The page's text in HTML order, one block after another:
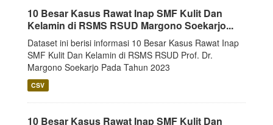
10 Besar Kasus Rawat Inap SMF Kulit Dan
Kelamin di RSMS RSUD Margono Soekarjo...
Dataset ini berisi informasi 10 Besar Kasus Rawat Inap
SMF Kulit Dan Kelamin di RSMS RSUD Prof. Dr.
Margono Soekarjo Pada Tahun 2023
CSV
10 Besar Kasus Rawat Inap SMF Kulit Dan